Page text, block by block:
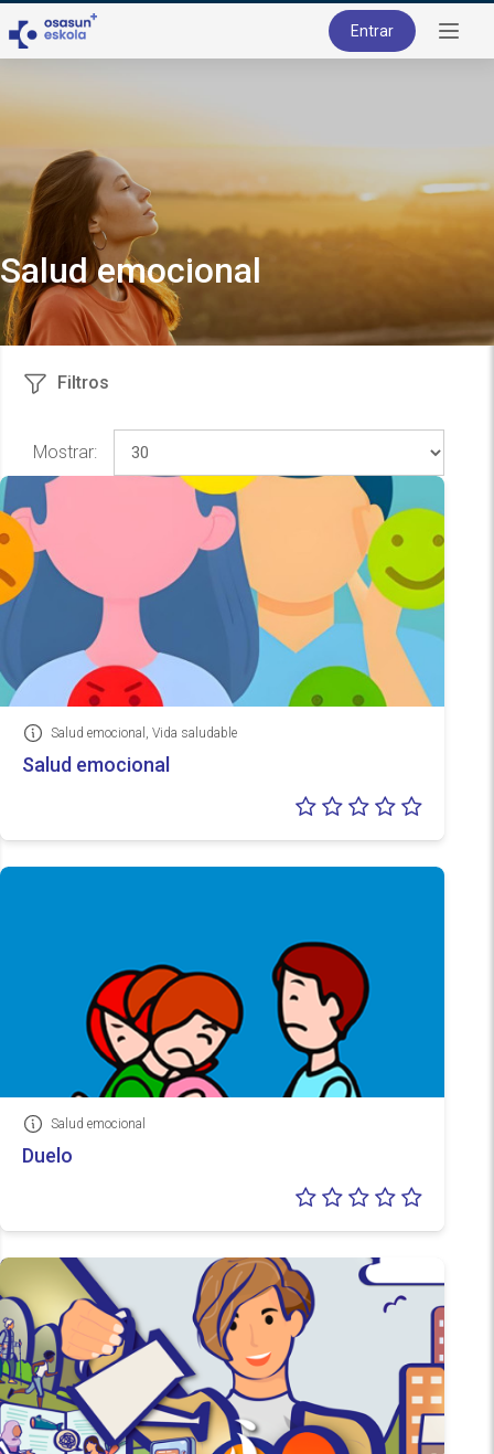
Entrar
Salud emocional
Filtros
Mostrar:
Información
Salud emocional, Vida saludable
Salud emocional
Información
Salud emocional
Duelo